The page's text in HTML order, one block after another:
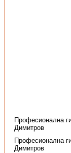
Професионална
Димитров
Професионална
Димитров